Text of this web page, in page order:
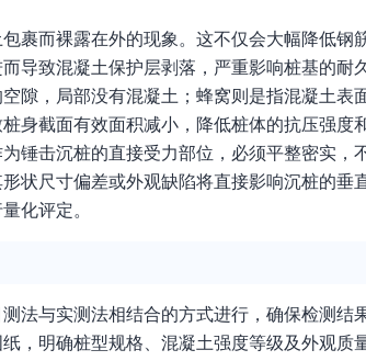
裹而裸露在外的现象。这不仅会大幅降低钢
导致混凝土保护层剥落，严重影响桩基的耐
隙，局部没有混凝土；蜂窝则是指混凝土表
身截面有效面积减小，降低桩体的抗压强度
锤击沉桩的直接受力部位，必须平整密实，
状尺寸偏差或外观缺陷将直接影响沉桩的垂
化评定。
法与实测法相结合的方式进行，确保检测结
，明确桩型规格、混凝土强度等级及外观质